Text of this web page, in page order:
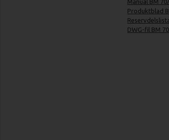
Produktblad
DWG-fil BM